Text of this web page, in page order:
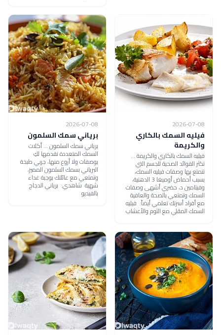
2026-07-08
فيليه السمك بالكاري
والكريمة
فيليه السمك بالكاري والكريمة ...
تكثر الفوائد الصحية للجسم التي
تتمتع بها وصفات فيليه السمك،
بسبب أحماض أوميغا 3 الدهنية،
وفيتامين د، حضري أشهى وصفات
السمك وتمتعي بالصحة والعافية
مع أفراد أسرتك تعلمي أيضاً: فيليه
السمك المقلي مع الثوم والأعشاب
2026-07-08
برياني سمك السلمون
برياني سمك السلمون ... أكلات
السمك المتعددة نقدمها لكِ
بوصفات ولا أروع منها، جربي طبخة
البرياني بسمك السلمون المميز،
وتمتعي مع عائلتك بوجبة غداء
شهية شاهدي: برياني الدجاج
بالفيديو